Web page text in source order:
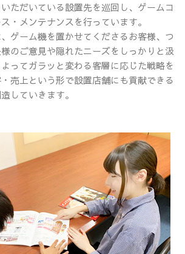
ただいている設置先を巡回し、ゲームコ
・メンテナンスを行っています。
ゲーム機を置かせてくださるお客様、つ
のご意見や隠れたニーズをしっかりと汲
ってガラッと変わる客層に応じた戦略を
売上という形で設置店舗にも貢献できる
していきます。